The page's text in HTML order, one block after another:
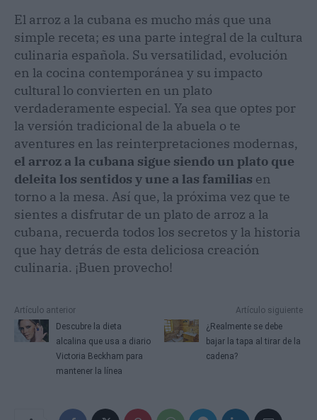
El arroz a la cubana es mucho más que una
simple receta; es una parte integral de la cultura
culinaria española. Su versatilidad, evolución
en la cocina contemporánea y su impacto
cultural lo convierten en un plato
verdaderamente especial. Ya sea que optes por
la versión tradicional de la abuela o te
aventures en las reinterpretaciones modernas,
el arroz a la cubana sigue siendo un plato que
deleita los sentidos y une a las familias en
torno a la mesa. Así que, la próxima vez que te
sientes a disfrutar de un plato de arroz a la
cubana, recuerda todos los secretos y la historia
que hay detrás de esta deliciosa creación
culinaria. ¡Buen provecho!
Artículo anterior
Descubre la dieta
alcalina que usa a diario
Victoria Beckham para
mantener la línea
Artículo siguiente
¿Realmente se debe
bajar la tapa al tirar de la
cadena?